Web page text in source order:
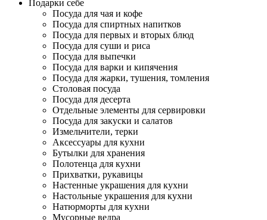
Подарки себе
Посуда для чая и кофе
Посуда для спиртных напитков
Посуда для первых и вторых блюд
Посуда для суши и риса
Посуда для выпечки
Посуда для варки и кипячения
Посуда для жарки, тушения, томления
Столовая посуда
Посуда для десерта
Отдельные элементы для сервировки
Посуда для закуски и салатов
Измельчители, терки
Аксессуары для кухни
Бутылки для хранения
Полотенца для кухни
Прихватки, рукавицы
Настенные украшения для кухни
Настольные украшения для кухни
Натюрморты для кухни
Мусорные ведра